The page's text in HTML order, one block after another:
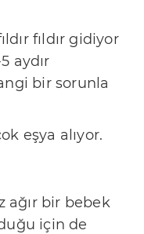
fıldır gidiyor
aydır
bir sorunla
eşya alıyor.
ağır bir bebek
için de